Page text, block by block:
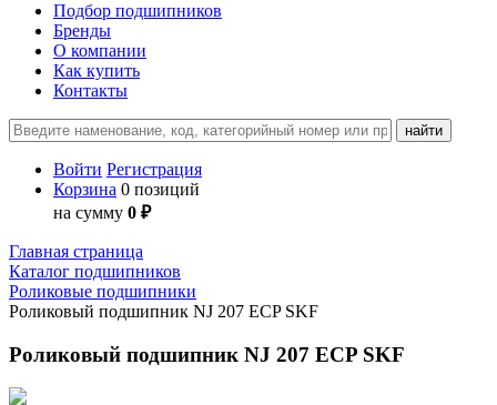
Подбор подшипников
Бренды
О компании
Как купить
Контакты
Войти Регистрация
Корзина 0 позиций
на сумму 0 ₽
Главная страница
Каталог подшипников
Роликовые подшипники
Роликовый подшипник NJ 207 ECP SKF
Роликовый подшипник NJ 207 ECP SKF